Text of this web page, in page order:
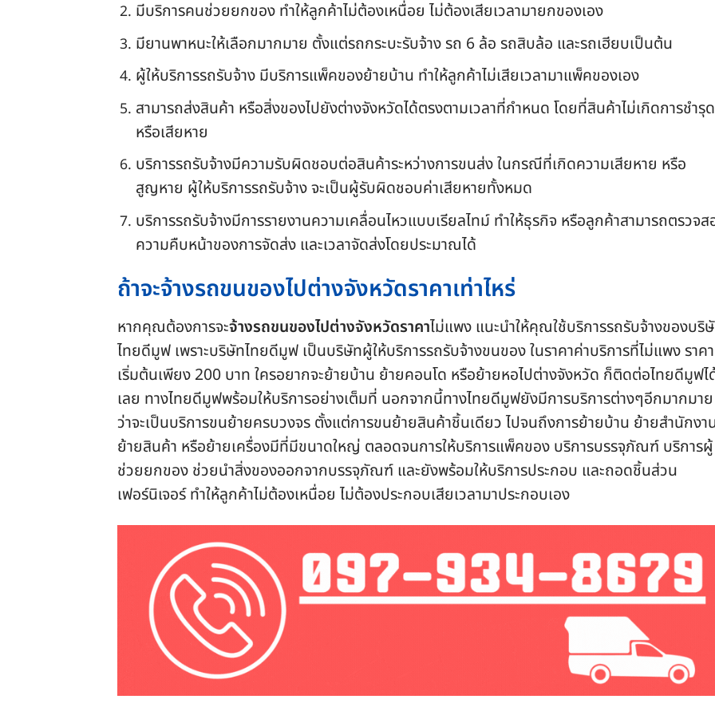
มีบริการคนช่วยยกของ ทำให้ลูกค้าไม่ต้องเหนื่อย ไม่ต้องเสียเวลามายกของเอง
มียานพาหนะให้เลือกมากมาย ตั้งแต่รถกระบะรับจ้าง รถ 6 ล้อ รถสิบล้อ และรถเฮียบเป็นต้น
ผู้ให้บริการรถรับจ้าง มีบริการแพ็คของย้ายบ้าน ทำให้ลูกค้าไม่เสียเวลามาแพ็คของเอง
สามารถส่งสินค้า หรือสิ่งของไปยังต่างจังหวัดได้ตรงตามเวลาที่กำหนด โดยที่สินค้าไม่เกิดการชำรุด
หรือเสียหาย
บริการรถรับจ้างมีความรับผิดชอบต่อสินค้าระหว่างการขนส่ง ในกรณีที่เกิดความเสียหาย หรือ
สูญหาย ผู้ให้บริการรถรับจ้าง จะเป็นผู้รับผิดชอบค่าเสียหายทั้งหมด
บริการรถรับจ้างมีการรายงานความเคลื่อนไหวแบบเรียลไทม์ ทำให้ธุรกิจ หรือลูกค้าสามารถตรวจ
ความคืบหน้าของการจัดส่ง และเวลาจัดส่งโดยประมาณได้
ถ้าจะจ้างรถขนของไปต่างจังหวัดราคาเท่าไหร่
หากคุณต้องการจะจ้างรถขนของไปต่างจังหวัดราคาไม่แพง แนะนำให้คุณใช้บริการรถรับจ้างของบริ
ไทยดีมูฟ เพราะบริษัทไทยดีมูฟ เป็นบริษัทผู้ให้บริการรถรับจ้างขนของ ในราคาค่าบริการที่ไม่แพง ราคา
เริ่มต้นเพียง 200 บาท ใครอยากจะย้ายบ้าน ย้ายคอนโด หรือย้ายหอไปต่างจังหวัด ก็ติดต่อไทยดีมูฟไ
เลย ทางไทยดีมูฟพร้อมให้บริการอย่างเต็มที่ นอกจากนี้ทางไทยดีมูฟยังมีการบริการต่างๆอีกมากมาย
ว่าจะเป็นบริการขนย้ายครบวงจร ตั้งแต่การขนย้ายสินค้าชิ้นเดียว ไปจนถึงการย้ายบ้าน ย้ายสำนักงา
ย้ายสินค้า หรือย้ายเครื่องมีที่มีขนาดใหญ่ ตลอดจนการให้บริการแพ็คของ บริการบรรจุภัณฑ์ บริการผู้
ช่วยยกของ ช่วยนำสิ่งของออกจากบรรจุภัณฑ์ และยังพร้อมให้บริการประกอบ และถอดชิ้นส่วน
เฟอร์นิเจอร์ ทำให้ลูกค้าไม่ต้องเหนื่อย ไม่ต้องประกอบเสียเวลามาประกอบเอง